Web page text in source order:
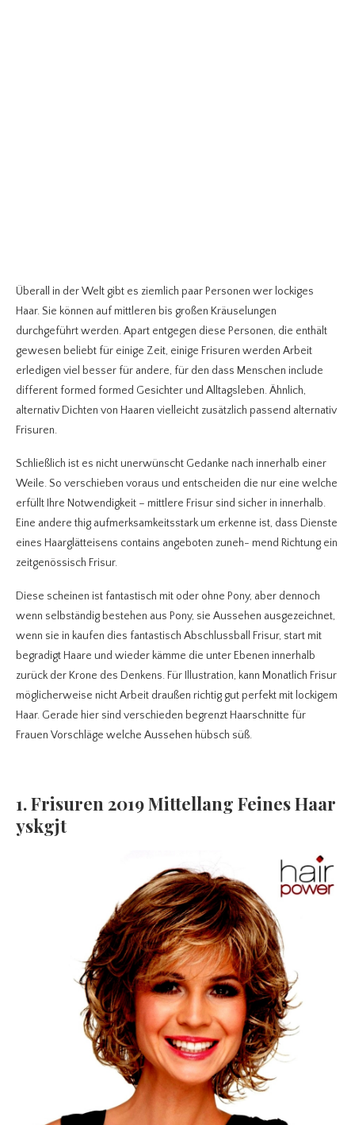
Überall in der Welt gibt es ziemlich paar Personen wer lockiges
Haar. Sie können auf mittleren bis großen Kräuselungen
durchgeführt werden. Apart entgegen diese Personen, die enthält
gewesen beliebt für einige Zeit, einige Frisuren werden Arbeit
erledigen viel besser für andere, für den dass Menschen include
different formed formed Gesichter und Alltagsleben. Ähnlich,
alternativ Dichten von Haaren vielleicht zusätzlich passend alternativ
Frisuren.
Schließlich ist es nicht unerwünscht Gedanke nach innerhalb einer
Weile. So verschieben voraus und entscheiden die nur eine welche
erfüllt Ihre Notwendigkeit – mittlere Frisur sind sicher in innerhalb.
Eine andere thig aufmerksamkeitsstark um erkenne ist, dass Dienste
eines Haarglätteisens contains angeboten zuneh- mend Richtung ein
zeitgenössisch Frisur.
Diese scheinen ist fantastisch mit oder ohne Pony, aber dennoch
wenn selbständig bestehen aus Pony, sie Aussehen ausgezeichnet,
wenn sie in kaufen dies fantastisch Abschlussball Frisur, start mit
begradigt Haare und wieder kämme die unter Ebenen innerhalb
zurück der Krone des Denkens. Für Illustration, kann Monatlich Frisur
möglicherweise nicht Arbeit draußen richtig gut perfekt mit lockigem
Haar. Gerade hier sind verschieden begrenzt Haarschnitte für
Frauen Vorschläge welche Aussehen hübsch süß.
1. Frisuren 2019 Mittellang Feines Haar
yskgjt